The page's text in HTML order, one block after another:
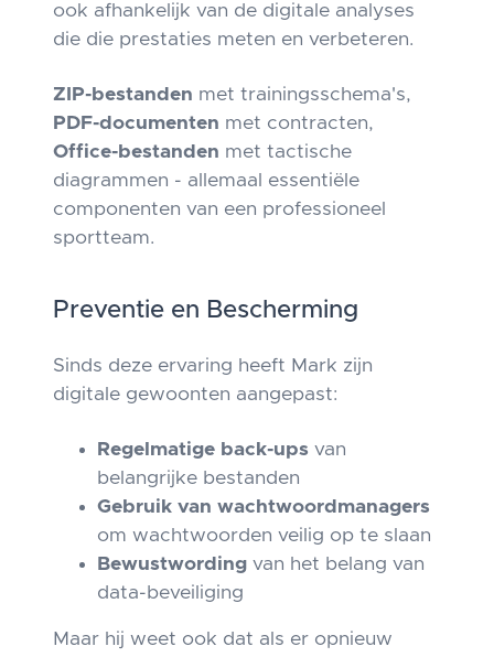
ook afhankelijk van de digitale analyses
die die prestaties meten en verbeteren.
ZIP-bestanden met trainingsschema's,
PDF-documenten met contracten,
Office-bestanden met tactische
diagrammen - allemaal essentiële
componenten van een professioneel
sportteam.
Preventie en Bescherming
Sinds deze ervaring heeft Mark zijn
digitale gewoonten aangepast:
Regelmatige back-ups van
belangrijke bestanden
Gebruik van wachtwoordmanagers
om wachtwoorden veilig op te slaan
Bewustwording van het belang van
data-beveiliging
Maar hij weet ook dat als er opnieuw